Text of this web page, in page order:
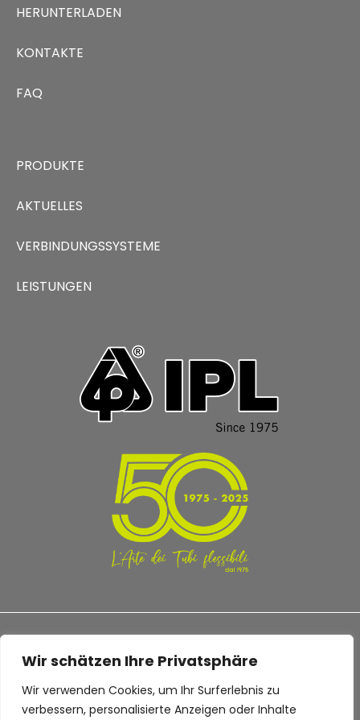
Wir schätzen Ihre Privatsphäre
Wir verwenden Cookies, um Ihr Surferlebnis zu
verbessern, personalisierte Anzeigen oder Inhalte
HERUNTERLADEN
KONTAKTE
FAQ
PRODUKTE
AKTUELLES
VERBINDUNGSSYSTEME
LEISTUNGEN
TERMS AND CONDITIONS PRIVACY POLICY